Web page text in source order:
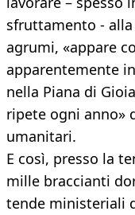
sfruttamento -
agrumi, «appare
apparentemente
nella Piana di
ripete ogni anno»
umanitari.
E così, presso la
mille braccianti
tende ministeriali